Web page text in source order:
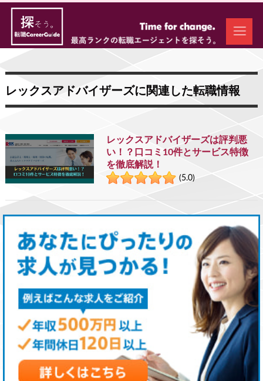
レックスアドバイザーズに関連した転職情報
レックスアドバイザーズは評判悪
い！？口コミ10件とサービス特徴
を徹底解説！
(5.0)